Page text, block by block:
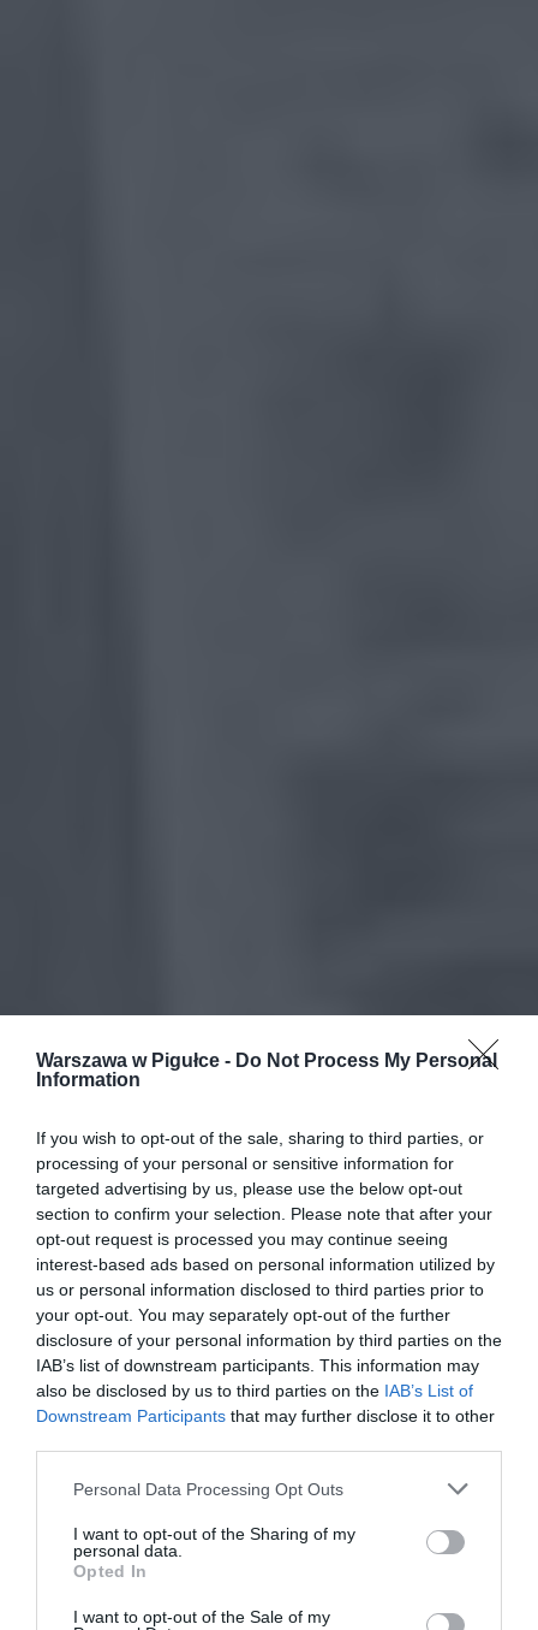
Warszawa w Pigułce - Do Not Process My Personal
Information
If you wish to opt-out of the sale, sharing to third parties, or
processing of your personal or sensitive information for
targeted advertising by us, please use the below opt-out
section to confirm your selection. Please note that after your
opt-out request is processed you may continue seeing
interest-based ads based on personal information utilized by
us or personal information disclosed to third parties prior to
your opt-out. You may separately opt-out of the further
disclosure of your personal information by third parties on the
IAB’s list of downstream participants. This information may
also be disclosed by us to third parties on the IAB’s List of
Downstream Participants that may further disclose it to other
Personal Data Processing Opt Outs
I want to opt-out of the Sharing of my
personal data.
Opted In
I want to opt-out of the Sale of my